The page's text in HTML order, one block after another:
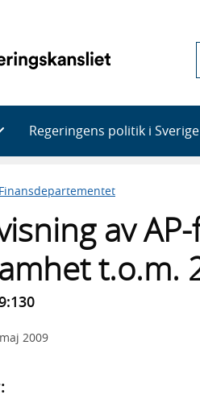
Regeringens politik i
Finansdepartementet
av
t.o.m.
2009